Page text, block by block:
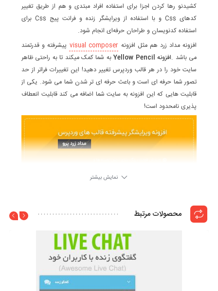
کشیدنو رها کردن اجزا برای استفاده افراد مبتدی و هم از طریق تغییر
کدهای Css و با استفاده از ویرایشگر زنده و فرانت پیج Css برای
استفاده کدنویسان و طراحان حرفه‌ای انجام شود.
افزونه مداد زرد هم مثل افزونه visual composer پیشرفته و قدرتمند
می باشد .افزونه Yellow Pencil به شما کمک میکند تا به راحتی ظاهر
سایت خود را در هر قالب وردپرس تغییر دهید! این تغییرات فراتر از حد
تصور شما حرفه ای است و باعث حرفه ای تر شدن شما می شود. یکی از
قابلیت هایی که این افزونه به سایت شما اضافه می کند قابلیت انعطاف
پذیری نامحدود است!
افزونه مداد زرد وردپرس یکی از ابزارهایی است که به شما کمک می کند
تا یک ویرایشگر زنده و جذاب داشته باشید و هرچه را می خواهید به
وسیله کدهای سی اس اس که اتوماتیک ایجاد می شوند تغییر
دهید! افزونه Yellow Pencil باعث میشود تا تنظیمات قالب شما چندین
نمایش بیشتر
محصولات مرتبط